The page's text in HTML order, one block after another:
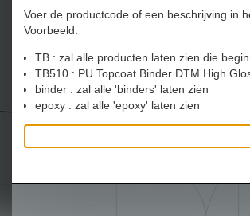
Voer de productcode of een beschrijving in
Voorbeeld:
TB : zal alle producten laten zien die
TB510 : PU Topcoat Binder DTM High
binder : zal alle 'binders' laten zien
epoxy : zal alle 'epoxy' laten zien